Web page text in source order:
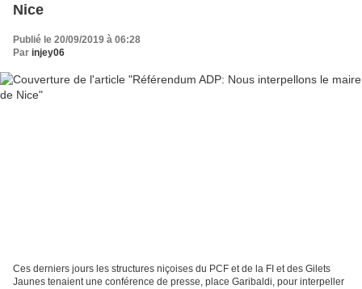
Nice
Publié le 20/09/2019 à 06:28
Par injey06
Ces derniers jours les structures niçoises du PCF et de la FI et des Gilets
Jaunes tenaient une conférence de presse, place Garibaldi, pour interpeller